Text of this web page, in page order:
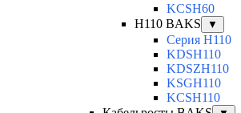
KCSH60
H110 BAKS
▼
Серия H110
KDSH110
KDSZH110
KSGH110
KCSH110